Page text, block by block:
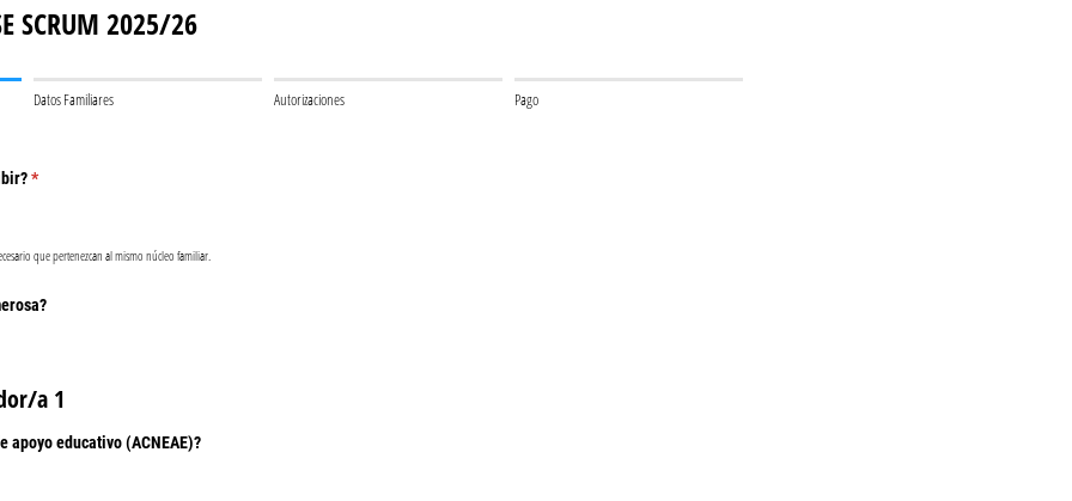
SCRUM 2025/26
Datos Familiares Autorizaciones Pago
*
(necesario)
que pertenezcan al mismo núcleo familiar.
a 1
apoyo educativo (ACNEAE)?